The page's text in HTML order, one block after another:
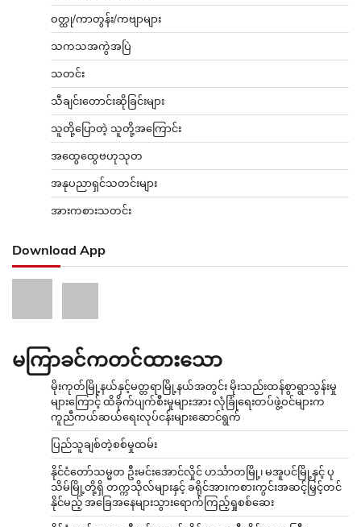
ဝတ္ထု/ကာတွန်း/ကဗျာများ
သကသအကွဲအပြဲ
သတင်း
သီချင်းတောင်းဆိုခြင်းများ
သူတို့ပြောတဲ့ သူတို့အကြောင်း
အထွေထွေဗဟုသုတ
အနုပညာရှင်သတင်းများ
အားကစားသတင်း
Download App
မကြာခင်ကတင်ထားသော
မိုးကုတ်မြို့နယ်နှင့်မတ္တရာမြို့နယ်အတွင်း မိုးသည်းထန်စွာရွာသွန်းမှု
များကြောင့် ထိခိုက်ပျက်စီးမှုများအား လုံခြုံရေးတပ်ဖွဲ့ဝင်များက
ကူညီကယ်ဆယ်ရေးလုပ်ငန်းများဆောင်ရွက်
ပြည်သူချစ်တဲ့စစ်မှုထမ်း
နိုင်ငံတော်သမ္မတ ဦးမင်းအောင်လှိုင် ဟင်္သာတမြို့၊ မအူပင်မြို့နှင့် ပု
သိမ်မြို့တို့ရှိ တက္ကသိုလ်များနှင့် ခရိုင်အားကစားကွင်းအဆင့်မြှင့်တင်
နိုင်မည့် အခြေအနေများသွားရောက်ကြည့်ရှုစစ်ဆေး